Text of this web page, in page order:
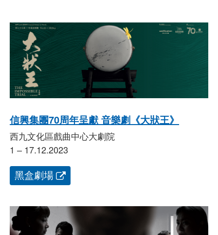
信興集團70周年呈獻 音樂劇《大狀王》
西九文化區戲曲中心大劇院
1 – 17.12.2023
黑盒劇場